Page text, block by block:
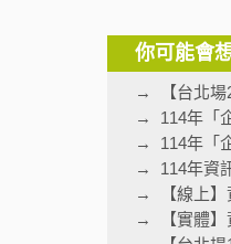
你可能會
【台北
114年「
114年「
114年資
【線上
【實體